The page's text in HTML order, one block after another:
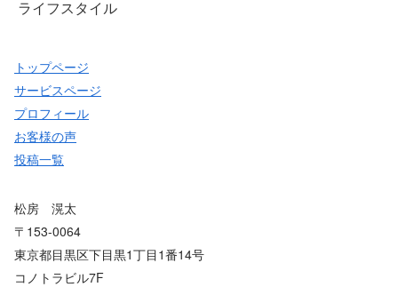
ライフスタイル
トップページ
サービスページ
プロフィール
お客様の声
投稿一覧
松房 滉太
〒153-0064
東京都目黒区下目黒1丁目1番14号
コノトラビル7F